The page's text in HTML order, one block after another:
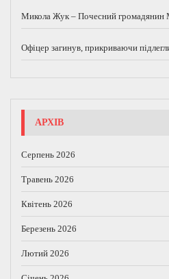
Микола Жук – Почесний громадянин
Офіцер загинув, прикриваючи
АРХІВ
Серпень 2026
Травень 2026
Квітень 2026
Березень 2026
Лютий 2026